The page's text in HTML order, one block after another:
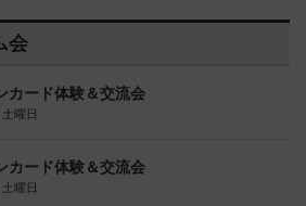
会
カード体験＆交流会
曜日
カード体験＆交流会
曜日